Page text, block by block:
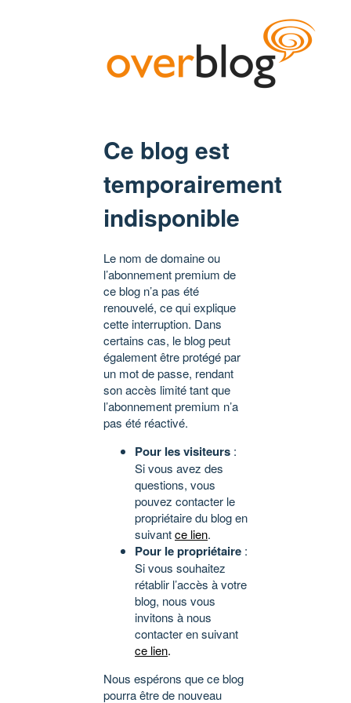
Ce blog est
temporairement
indisponible
Le nom de domaine ou
l’abonnement premium de
ce blog n’a pas été
renouvelé, ce qui explique
cette interruption. Dans
certains cas, le blog peut
également être protégé par
un mot de passe, rendant
son accès limité tant que
l’abonnement premium n’a
pas été réactivé.
Pour les visiteurs :
Si vous avez des
questions, vous
pouvez contacter le
propriétaire du blog en
suivantce lien.
Pour le propriétaire :
Si vous souhaitez
rétablir l’accès à votre
blog, nous vous
invitons à nous
contacter en suivant
ce lien.
Nous espérons que ce blog
pourra être de nouveau